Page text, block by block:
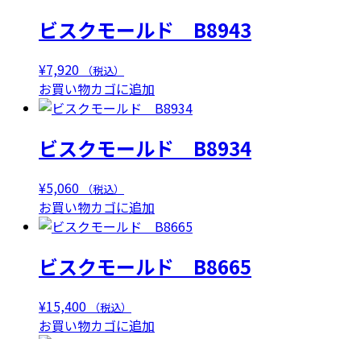
ビスクモールド B8943
¥7,920 （税込）
お買い物カゴに追加
ビスクモールド B8934
¥5,060 （税込）
お買い物カゴに追加
ビスクモールド B8665
¥15,400 （税込）
お買い物カゴに追加